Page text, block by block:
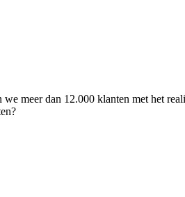
meer dan 12.000 klanten met het